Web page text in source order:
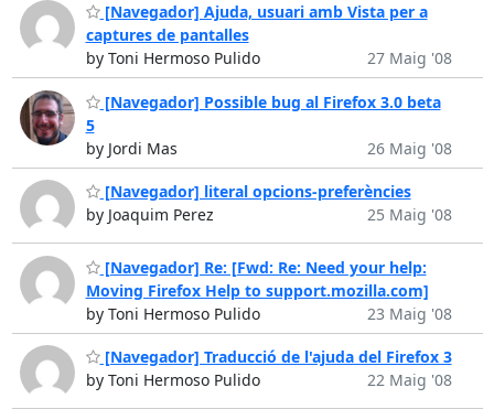
[Navegador] Ajuda, usuari amb Vista per a
captures de pantalles
by Toni Hermoso Pulido
27 Maig '08
[Navegador] Possible bug al Firefox 3.0 beta
5
by Jordi Mas
26 Maig '08
[Navegador] literal opcions-preferències
by Joaquim Perez
25 Maig '08
[Navegador] Re: [Fwd: Re: Need your help:
Moving Firefox Help to support.mozilla.com]
by Toni Hermoso Pulido
23 Maig '08
[Navegador] Traducció de l'ajuda del Firefox 3
by Toni Hermoso Pulido
22 Maig '08